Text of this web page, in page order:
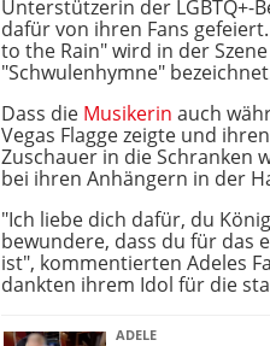
Unterstützerin der LGBTQ+-
dafür von ihren Fans
to the Rain" wird in der
"Schwulenhymne"
Dass die Musikerin auch
Vegas Flagge zeigte und
Zuschauer in die Schranken
bei ihren Anhängern in der
"Ich liebe dich dafür, du
bewundere, dass du für das
ist", kommentierten Adeles
dankten ihrem Idol für die
ADELE